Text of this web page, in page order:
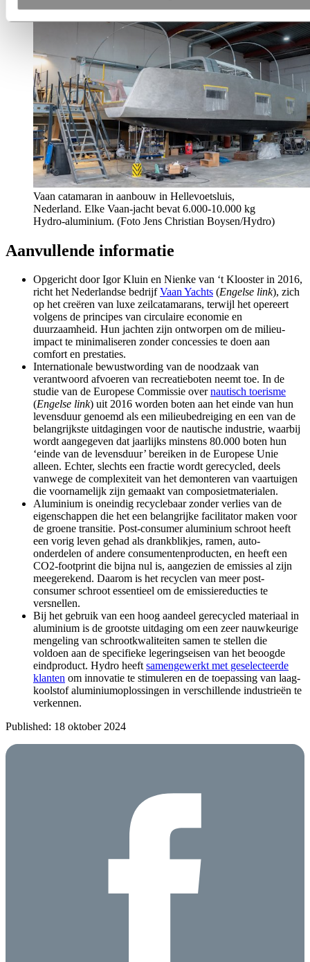
Vaan catamaran in aanbouw in Hellevoetsluis,
Nederland. Elke Vaan-jacht bevat 6.000-10.000 kg
Hydro-aluminium. (Foto Jens Christian Boysen/Hydro)
Aanvullende informatie
Opgericht door Igor Kluin en Nienke van ‘t Klooster in 2016,
richt het Nederlandse bedrijfVaan Yachts (Engelse link), zich
op het creëren van luxe zeilcatamarans, terwijl het opereert
volgens de principes van circulaire economie en
duurzaamheid. Hun jachten zijn ontworpen om de milieu-
impact te minimaliseren zonder concessies te doen aan
comfort en prestaties.
Internationale bewustwording van de noodzaak van
verantwoord afvoeren van recreatieboten neemt toe. In de
studie van de Europese Commissie overnautisch toerisme
(Engelse link) uit 2016 worden boten aan het einde van hun
levensduur genoemd als een milieubedreiging en een van de
belangrijkste uitdagingen voor de nautische industrie, waarbij
wordt aangegeven dat jaarlijks minstens 80.000 boten hun
‘einde van de levensduur’ bereiken in de Europese Unie
alleen. Echter, slechts een fractie wordt gerecycled, deels
vanwege de complexiteit van het demonteren van vaartuigen
die voornamelijk zijn gemaakt van composietmaterialen.
Aluminium is oneindig recyclebaar zonder verlies van de
eigenschappen die het een belangrijke facilitator maken voor
de groene transitie. Post-consumer aluminium schroot heeft
een vorig leven gehad als drankblikjes, ramen, auto-
onderdelen of andere consumentenproducten, en heeft een
CO2-footprint die bijna nul is, aangezien de emissies al zijn
meegerekend. Daarom is het recyclen van meer post-
consumer schroot essentieel om de emissiereducties te
versnellen.
Bij het gebruik van een hoog aandeel gerecycled materiaal in
aluminium is de grootste uitdaging om een zeer nauwkeurige
mengeling van schrootkwaliteiten samen te stellen die
voldoen aan de specifieke legeringseisen van het beoogde
eindproduct. Hydro heeftsamengewerkt met geselecteerde
klanten om innovatie te stimuleren en de toepassing van laag-
koolstof aluminiumoplossingen in verschillende industrieën te
verkennen.
Published: 18 oktober 2024